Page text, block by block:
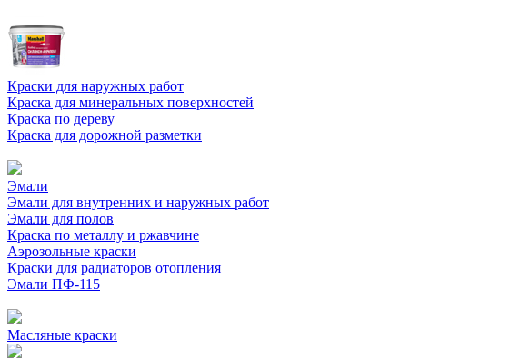
Краски для наружных работ
Краска для минеральных поверхностей
Краска по дереву
Краска для дорожной разметки
Эмали
Эмали для внутренних и наружных работ
Эмали для полов
Краска по металлу и ржавчине
Аэрозольные краски
Краски для радиаторов отопления
Эмали ПФ-115
Масляные краски